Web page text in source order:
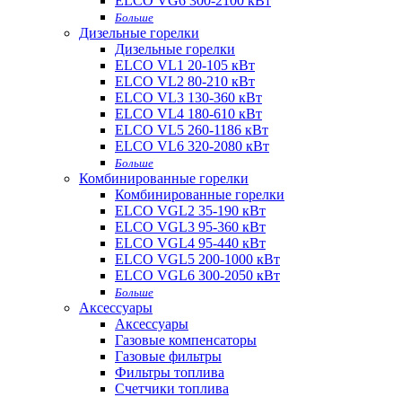
Больше
Дизельные горелки
Дизельные горелки
ELCO VL1 20-105 кВт
ELCO VL2 80-210 кВт
ELCO VL3 130-360 кВт
ELCO VL4 180-610 кВт
ELCO VL5 260-1186 кВт
ELCO VL6 320-2080 кВт
Больше
Комбинированные горелки
Комбинированные горелки
ELCO VGL2 35-190 кВт
ELCO VGL3 95-360 кВт
ELCO VGL4 95-440 кВт
ELCO VGL5 200-1000 кВт
ELCO VGL6 300-2050 кВт
Больше
Аксессуары
Аксессуары
Газовые компенсаторы
Газовые фильтры
Фильтры топлива
Счетчики топлива